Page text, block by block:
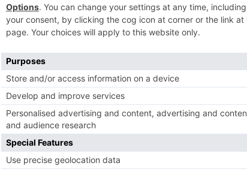
desde lejos. Una vez fue atrapada la fuga, a
al ataque Burnett en las últimas rampas
logró distanciarse en cabeza de carrera
Delgado. Ambos llegaron al siguiente
30 segundos y el neozelandés decidió
coronaría el puerto de ?u?a en solitario,
del maillot rojo de la clasificación de la
ataques que rompieron el grupo, pero
un gran trabajo de equipo. Ambos